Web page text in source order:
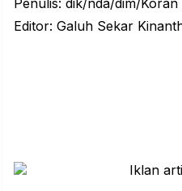
Penulis: dik/nda/dim/
Editor: Galuh Sekar